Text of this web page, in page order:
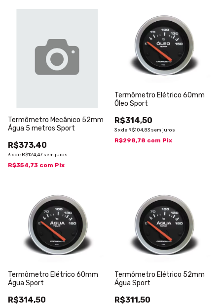
Termômetro Mecânico 52mm
Água 5 metros Sport
R$373,40
3xde R$124,47 sem juros
R$354,73 com Pix
Termômetro Elétrico 60mm
Óleo Sport
R$314,50
3xde R$104,83 sem juros
R$298,78 com Pix
Termômetro Elétrico 60mm
Água Sport
R$314,50
Termômetro Elétrico 52mm
Água Sport
R$311,50